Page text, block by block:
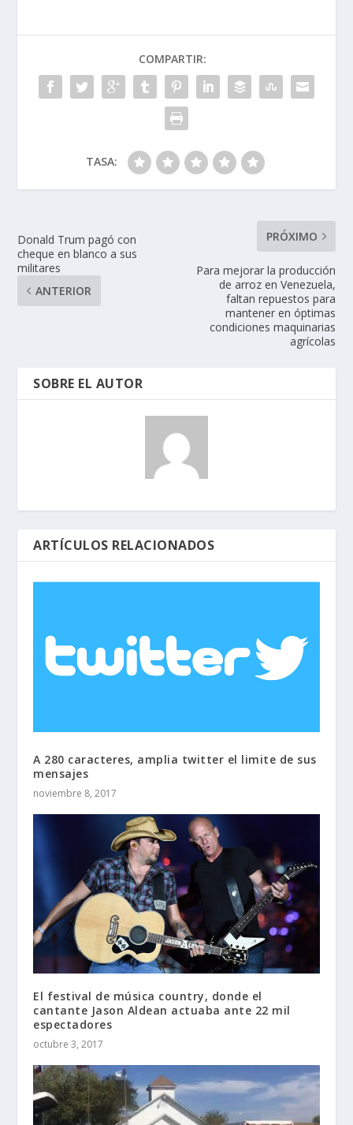
COMPARTIR:
TASA:
Donald Trum pagó con
cheque en blanco a sus
militares
ANTERIOR
PRÓXIMO
Para mejorar la producción
de arroz en Venezuela,
faltan repuestos para
mantener en óptimas
condiciones maquinarias
agrícolas
SOBRE EL AUTOR
ARTÍCULOS RELACIONADOS
A 280 caracteres, amplia twitter el limite de sus
mensajes
noviembre 8, 2017
El festival de música country, donde el
cantante Jason Aldean actuaba ante 22 mil
espectadores
octubre 3, 2017